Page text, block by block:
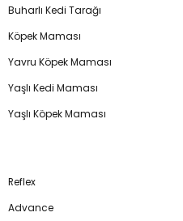
Buharlı Kedi Tarağı
Köpek Maması
Yavru Köpek Maması
Yaşlı Kedi Maması
Yaşlı Köpek Maması
Reflex
Advance